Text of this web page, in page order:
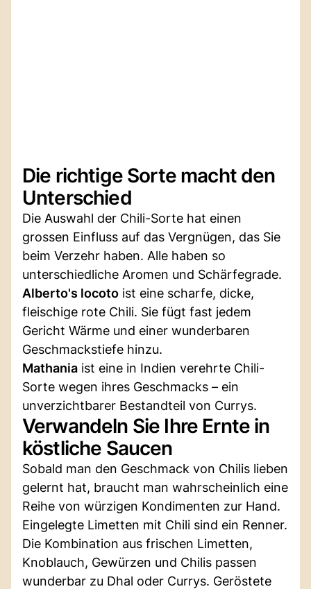
Die richtige Sorte macht den
Unterschied
Die Auswahl der Chili-Sorte hat einen
grossen Einfluss auf das Vergnügen, das Sie
beim Verzehr haben. Alle haben so
unterschiedliche Aromen und Schärfegrade.
Alberto's locoto ist eine scharfe, dicke,
fleischige rote Chili. Sie fügt fast jedem
Gericht Wärme und einer wunderbaren
Geschmackstiefe hinzu.
Mathania ist eine in Indien verehrte Chili-
Sorte wegen ihres Geschmacks – ein
unverzichtbarer Bestandteil von Currys.
Verwandeln Sie Ihre Ernte in
köstliche Saucen
Sobald man den Geschmack von Chilis lieben
gelernt hat, braucht man wahrscheinlich eine
Reihe von würzigen Kondimenten zur Hand.
Eingelegte Limetten mit Chili sind ein Renner.
Die Kombination aus frischen Limetten,
Knoblauch, Gewürzen und Chilis passen
wunderbar zu Dhal oder Currys. Geröstete